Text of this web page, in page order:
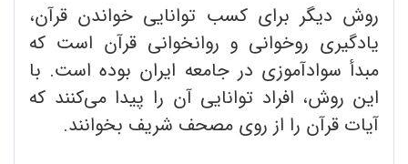
روش دیگر برای کسب توانایی خواندن قرآن،
یادگیری روخوانی و روانخوانی قرآن است که
مبدأ سوادآموزی در جامعه ایران بوده است. با
این روش، افراد توانایی آن را پیدا می‌کنند که
آیات قرآن را از روی مصحف شریف بخوانند.